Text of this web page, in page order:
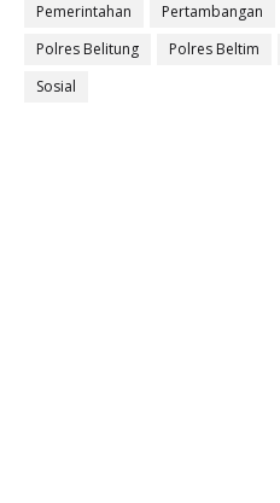
Pemerintahan
Pertambangan
Polres Belitung
Polres Beltim
Sosial